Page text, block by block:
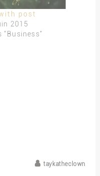
post
2015
"Business"
taykatheclown